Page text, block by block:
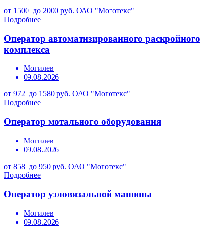
от 1500 до 2000 руб. ОАО "Моготекс"
Подробнее
Оператор автоматизированного раскройного
комплекса
Могилев
09.08.2026
от 972 до 1580 руб. ОАО "Моготекс"
Подробнее
Оператор мотального оборудования
Могилев
09.08.2026
от 858 до 950 руб. ОАО "Моготекс"
Подробнее
Оператор узловязальной машины
Могилев
09.08.2026